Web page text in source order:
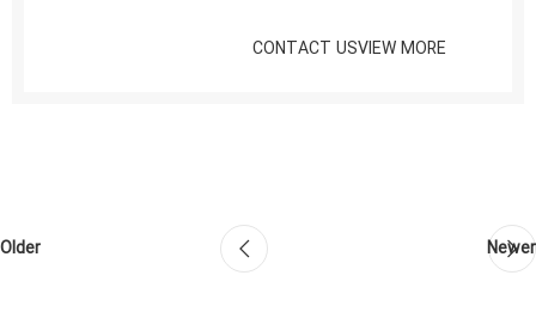
VIEW MORE
CONTACT US
Newer
Older